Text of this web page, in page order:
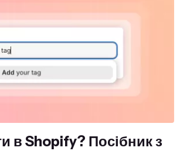
в Shopify? Посібник з